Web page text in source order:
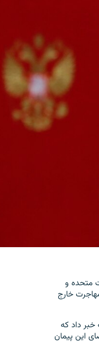
ایالات متحده و
خارج
خبر داد که
این پیمان